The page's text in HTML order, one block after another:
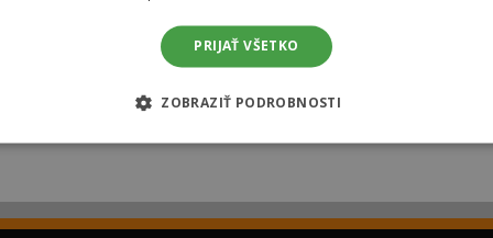
Chiptuning Škoda
PRIJAŤ VŠETKO
ZOBRAZIŤ PODROBNOSTI